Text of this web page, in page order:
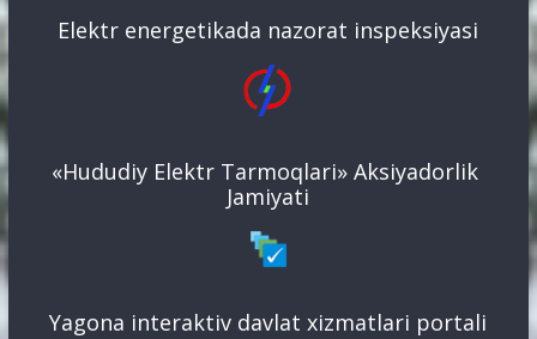
Elektr energetikada nazorat inspeksiyasi
«Hududiy Elektr Tarmoqlari» Aksiyadorlik
Jamiyati
Yagona interaktiv davlat xizmatlari portali